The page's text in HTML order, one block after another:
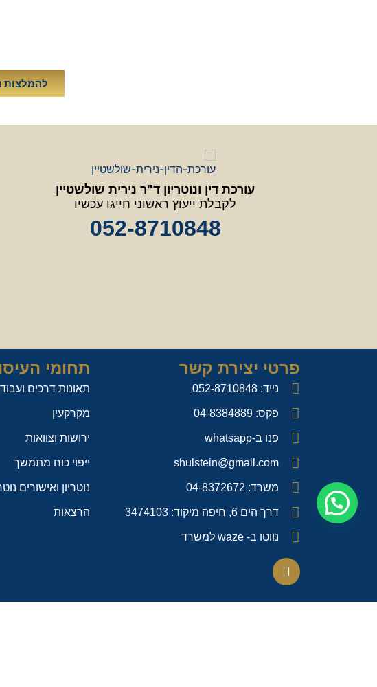
להמלצות
עורכת דין ונוטריון ד"ר נירית שולשטיין
לקבלת ייעוץ ראשוני חייגו עכשיו
052-8710848
פרטי יצירת קשר
נייד: 052-8710848
פקס: 04-8384889
פנו ב-whatsapp
shulstein@gmail.com
משרד: 04-8372672
דרך הים 6, חיפה מיקוד: 3474103
נווטו ב- waze למשרד
תחומי
תאונות דרכים
מקרקעין
ירושות וצוואות
ייפוי כוח מתמשך
נוטריון ואישורים
הרצאות